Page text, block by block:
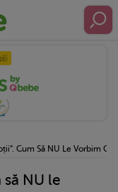
Cum Să NU Le Vorbim
să NU le